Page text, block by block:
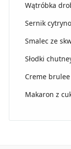
Wątróbka
Sernik
Smalec ze
Słodki
Creme brulee
Makaron z